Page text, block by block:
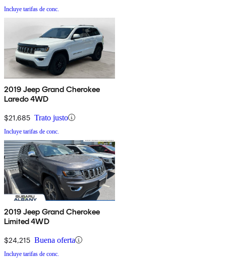
Incluye tarifas de conc.
2019 Jeep Grand Cherokee
Laredo 4WD
$21,685 Trato justo
Incluye tarifas de conc.
2019 Jeep Grand Cherokee
Limited 4WD
$24,215 Buena oferta
Incluye tarifas de conc.